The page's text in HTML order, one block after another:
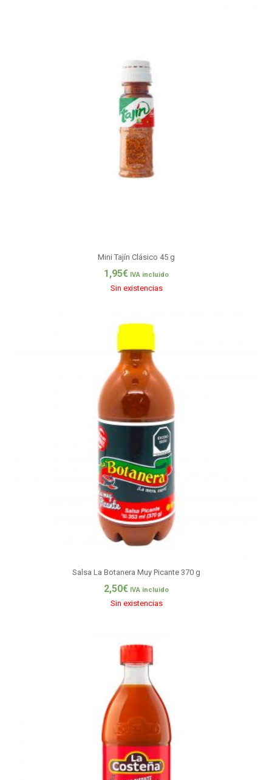
Mini Tajín Clásico 45 g
1,95€ IVA incluido
Sin existencias
Salsa La Botanera Muy Picante 370 g
2,50€ IVA incluido
Sin existencias